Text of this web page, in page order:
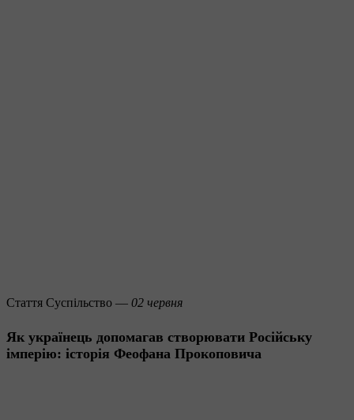
Стаття Суспільство — 02 червня
Як українець допомагав створювати Російську
імперію: історія Феофана Прокоповича